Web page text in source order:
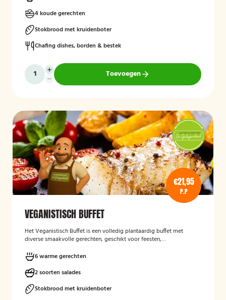
4 koude gerechten
Stokbrood met kruidenboter
Chafing dishes, borden & bestek
Toevoegen
€21,95
P.P
VEGANISTISCH BUFFET
HetVeganistisch Buffet is een volledig plantaardig buffet met
diverse smaakvolle gerechten, geschikt voor feesten,
gevarieerde keuze zonder dierlijke producten en sluit aan bij gasten
die bewust of veganistisch eten.
6 warme gerechten
2 soorten salades
Stokbrood met kruidenboter